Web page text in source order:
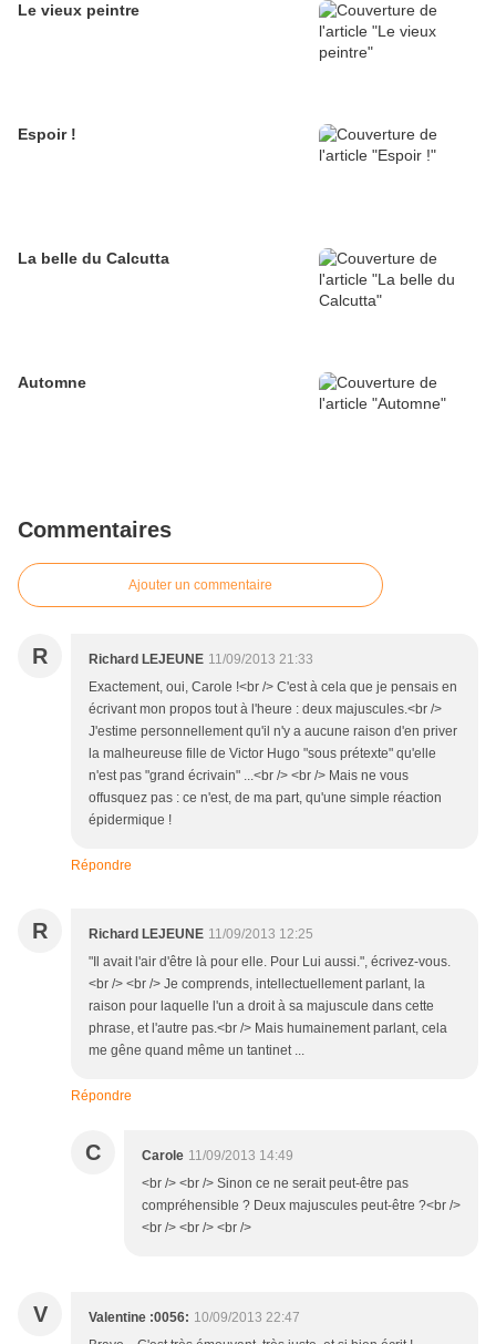
Le vieux peintre
Espoir !
La belle du Calcutta
Automne
Commentaires
Ajouter un commentaire
R Richard LEJEUNE 11/09/2013 21:33
Exactement, oui, Carole !<br /> C'est à cela que je pensais en
écrivant mon propos tout à l'heure : deux majuscules.<br />
J'estime personnellement qu'il n'y a aucune raison d'en priver
la malheureuse fille de Victor Hugo "sous prétexte" qu'elle
n'est pas "grand écrivain" ...<br /> <br /> Mais ne vous
offusquez pas : ce n'est, de ma part, qu'une simple réaction
épidermique !
Répondre
R Richard LEJEUNE 11/09/2013 12:25
"Il avait l'air d'être là pour elle. Pour Lui aussi.", écrivez-vous.
<br /> <br /> Je comprends, intellectuellement parlant, la
raison pour laquelle l'un a droit à sa majuscule dans cette
phrase, et l'autre pas.<br /> Mais humainement parlant, cela
me gêne quand même un tantinet ...
Répondre
C Carole 11/09/2013 14:49
<br /> <br /> Sinon ce ne serait peut-être pas
compréhensible ? Deux majuscules peut-être ?<br />
<br /> <br /> <br />
V Valentine :0056: 10/09/2013 22:47